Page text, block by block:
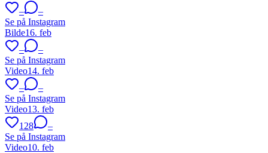
–
–
Se på Instagram
Bilde16. feb
–
–
Se på Instagram
Video14. feb
–
–
Se på Instagram
Video13. feb
128
–
Se på Instagram
Video10. feb